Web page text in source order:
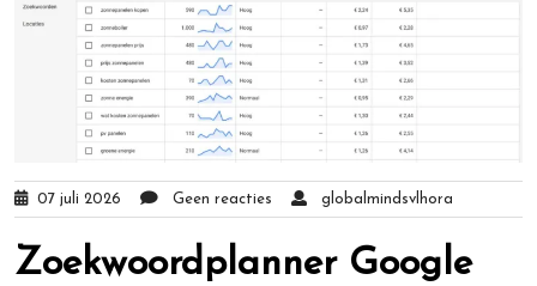
07 juli 2026 Geen reacties globalmindsvlhora
Zoekwoordplanner Google